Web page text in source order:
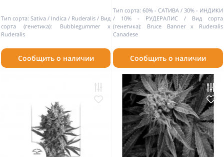
Тип сорта: Sativa / Indica / Ruderalis
Вид
сорта (генетика):
Bubblegummer x
Ruderalis
Сообщить о наличии
Тип сорта: 60% - САТИВА / 30% - ИНДИКИ
/ 10% - РУДЕРАЛИС
Вид сорта
(генетика):
Bruce Banner x Ruderalis
Canadese
Сообщить о наличии